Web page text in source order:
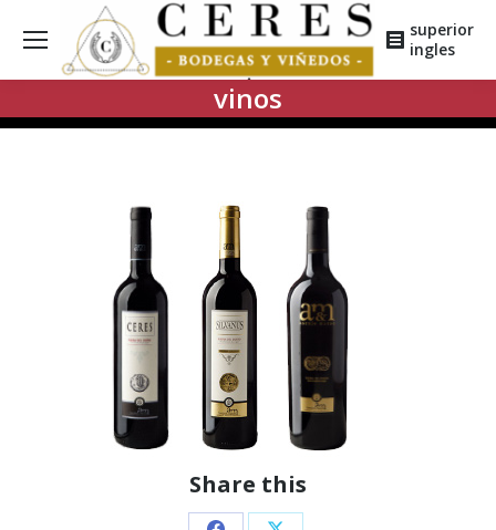
superior
ingles
vinos
Share this